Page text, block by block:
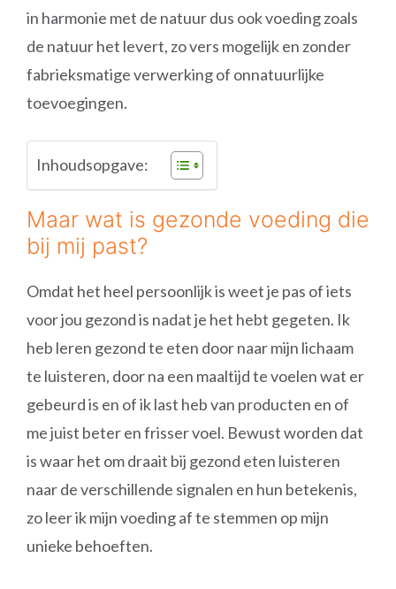
in harmonie met de natuur dus ook voeding zoals
de natuur het levert, zo vers mogelijk en zonder
fabrieksmatige verwerking of onnatuurlijke
toevoegingen.
Inhoudsopgave:
Maar wat is gezonde voeding die
bij mij past?
Omdat het heel persoonlijk is weet je pas of iets
voor jou gezond is nadat je het hebt gegeten. Ik
heb leren gezond te eten door naar mijn lichaam
te luisteren, door na een maaltijd te voelen wat er
gebeurd is en of ik last heb van producten en of
me juist beter en frisser voel. Bewust worden dat
is waar het om draait bij gezond eten luisteren
naar de verschillende signalen en hun betekenis,
zo leer ik mijn voeding af te stemmen op mijn
unieke behoeften.